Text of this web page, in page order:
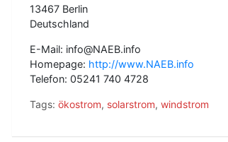
13467 Berlin
Deutschland
E-Mail: info@NAEB.info
Homepage: http://www.NAEB.info
Telefon: 05241 740 4728
Tags: ökostrom, solarstrom, windstrom